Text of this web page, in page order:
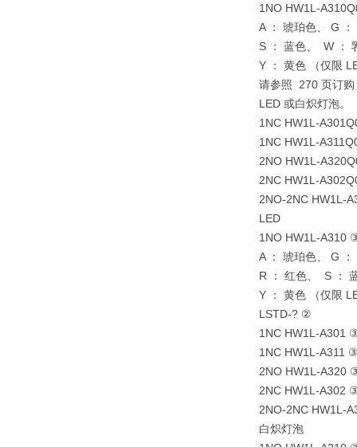
1NO HW1L-
A ： 琥珀色、 G
S ： 蓝色、 W ：
Y ： 黄色 （仅限
请参照 270 页订购
LED 或白炽灯泡。
1NC HW1L-
1NC HW1L-
2NO HW1L-
2NC HW1L-
2NO-2NC HW1L-
LED
1NO HW1L-
A ： 琥珀色、 G
R ： 红色、 S ：
Y ： 黄色 （仅限
LSTD-? ②
1NC HW1L-
1NC HW1L-A311
2NO HW1L-A320
2NC HW1L-A302
2NO-2NC HW1L-
白炽灯泡